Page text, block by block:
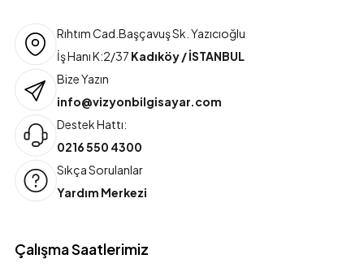
Rıhtım Cad.Başçavuş Sk. Yazıcıoğlu
İş Hanı K:2/37 Kadıköy / İSTANBUL
Bize Yazın
info@vizyonbilgisayar.com
Destek Hattı:
0216 550 4300
Sıkça Sorulanlar
Yardım Merkezi
Çalışma Saatlerimiz